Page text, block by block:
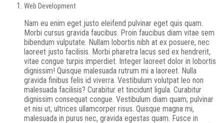
Web Development
Nam eu enim eget justo eleifend pulvinar eget quis quam.
Morbi cursus gravida faucibus. Proin faucibus diam vitae sem
bibendum vulputate. Nullam lobortis nibh at ex posuere, nec
laoreet justo facilisis. Morbi pharetra lacus sed ex hendrerit,
vitae congue turpis imperdiet. Integer laoreet dolor in lobortis
dignissim! Quisque malesuada rutrum mi a laoreet. Nulla
gravida finibus felis id viverra. Vestibulum volutpat leo non
malesuada facilisis? Curabitur et tincidunt ligula. Curabitur
dignissim consequat congue. Vestibulum diam quam; pulvinar
et nisi ut, ultrices ullamcorper risus. Quisque magna mi,
malesuada in purus nec, gravida egestas quam. Fusce in